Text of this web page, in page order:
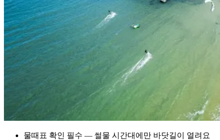
물때표 확인 필수 — 썰물 시간대에만 바닷길이 열려요